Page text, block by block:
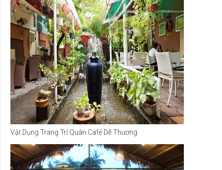
Vật Dụng Trang Trí Quán Café Dễ Thương